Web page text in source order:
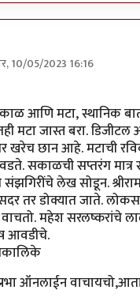
10/05/2023 16:16
आणि मटा, स्थानिक
मटा जास्त बरा. डिजीटल
खरेच छान आहे. मटाची
सकाळची सप्तरंग
संझगिरींचे लेख सोडून.
तर डोक्यात जाते.
महेश सरलष्करांचे
आवडीचे.
ऑनलाईन